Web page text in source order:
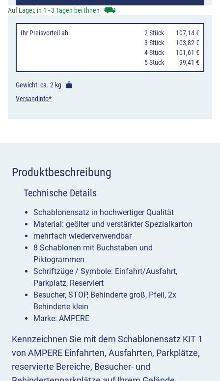
und
Ausfahrten
und
Parkplätze
Auf Lager, in 1 - 3 Tagen bei Ihnen
Ihr Preisvorteil ab 2 Stück
107,14 €
3 Stück
103,82 €
4 Stück
101,61 €
5 Stück 99,41 €
Gewicht: ca. 2 kg
Versandinfo*
Produktbeschreibung
Kennzeichnen Sie mit dem Schablonensatz KIT 1
von AMPERE Einfahrten, Ausfahrten, Parkplätze,
reservierte Bereiche, Besucher- und
Technische Details
Schablonensatz in hochwertiger Qualität
Material: geölter und verstärkter Spezialkarton
mehrfach wiederverwendbar
8 Schablonen mit Buchstaben und
Piktogrammen
Schriftzüge / Symbole: Einfahrt/Ausfahrt,
Parkplatz, Reserviert
Besucher, STOP, Behinderte groß, Pfeil, 2x
Behinderte klein
Marke: AMPERE